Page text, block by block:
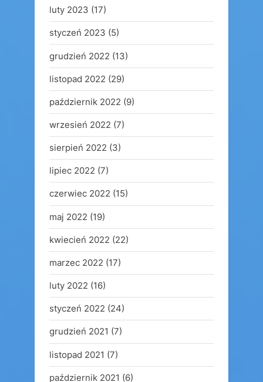
luty 2023 (17)
styczeń 2023 (5)
grudzień 2022 (13)
listopad 2022 (29)
październik 2022 (9)
wrzesień 2022 (7)
sierpień 2022 (3)
lipiec 2022 (7)
czerwiec 2022 (15)
maj 2022 (19)
kwiecień 2022 (22)
marzec 2022 (17)
luty 2022 (16)
styczeń 2022 (24)
grudzień 2021 (7)
listopad 2021 (7)
październik 2021 (6)